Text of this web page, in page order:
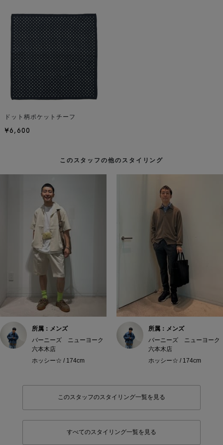
ドット柄ポケットチーフ
¥6,600
このスタッフの他のスタイリング
所属：メンズ
バーニーズ ニューヨーク
六本木店
ホッシー☆ / 174cm
所属：メンズ
バーニーズ ニューヨーク
六本木店
ホッシー☆ / 174cm
このスタッフのスタイリング一覧を見る
すべてのスタイリング一覧を見る